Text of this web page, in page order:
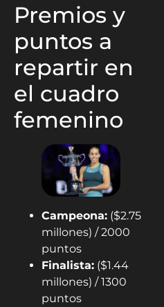
Premios y
puntos a
repartir en
el cuadro
femenino
Campeona: ($2.75
millones) / 2000
puntos
Finalista: ($1.44
millones) / 1300
puntos